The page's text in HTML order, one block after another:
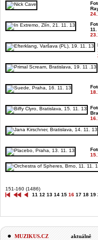
151-160 (1486)
11 12 13 14 15 16 17 18 19
MUZIKUS.CZ
aktuálně